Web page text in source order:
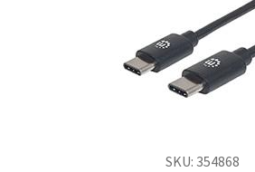
SKU: 354868